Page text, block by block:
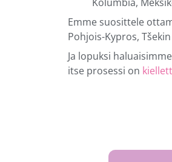
Kolumbia,
Emme suosittele
Pohjois-Kypros,
Ja lopuksi
itse prosessi on